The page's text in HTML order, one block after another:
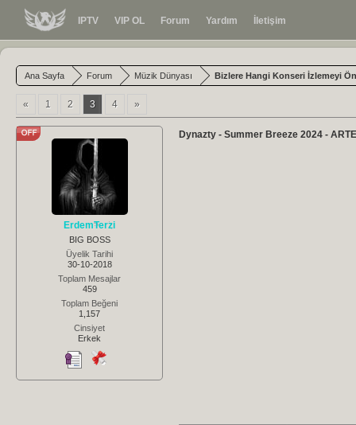
IPTV VIP OL Forum Yardım İletişim
Ana Sayfa Forum Müzik Dünyası Bizlere Hangi Konseri İzlemeyi
« 1 2 3 4 »
ErdemTerzi
BIG BOSS
Üyelik Tarihi
30-10-2018
Toplam Mesajlar
459
Toplam Beğeni
1,157
Cinsiyet
Erkek
Dynazty - Summer Breeze 2024 -